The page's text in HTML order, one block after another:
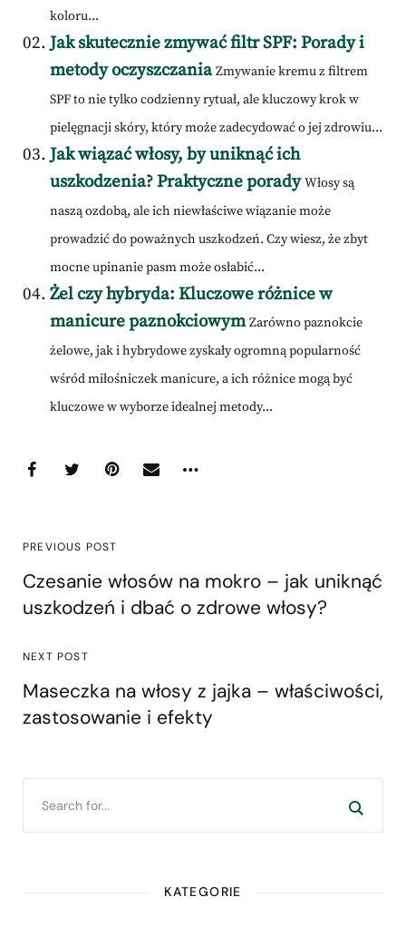
koloru...
Jak skutecznie zmywać filtr SPF: Porady i
metody oczyszczania Zmywanie kremu z filtrem
SPF to nie tylko codzienny rytuał, ale kluczowy krok w
pielęgnacji skóry, który może zadecydować o jej zdrowiu...
Jak wiązać włosy, by uniknąć ich
uszkodzenia? Praktyczne porady Włosy są
naszą ozdobą, ale ich niewłaściwe wiązanie może
prowadzić do poważnych uszkodzeń. Czy wiesz, że zbyt
mocne upinanie pasm może osłabić...
Żel czy hybryda: Kluczowe różnice w
manicure paznokciowym Zarówno paznokcie
żelowe, jak i hybrydowe zyskały ogromną popularność
wśród miłośniczek manicure, a ich różnice mogą być
kluczowe w wyborze idealnej metody...
PREVIOUS POST
Czesanie włosów na mokro – jak uniknąć
uszkodzeń i dbać o zdrowe włosy?
NEXT POST
Maseczka na włosy z jajka – właściwości,
zastosowanie i efekty
KATEGORIE